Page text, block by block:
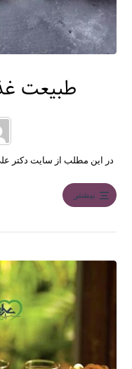
طبیعت
در این مطلب از سایت دکتر علی
بیشتر